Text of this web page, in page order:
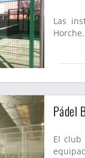
Las
Pádel
El club